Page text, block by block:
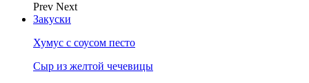
Prev Next
Закуски
Хумус с соусом песто
Сыр из желтой чечевицы